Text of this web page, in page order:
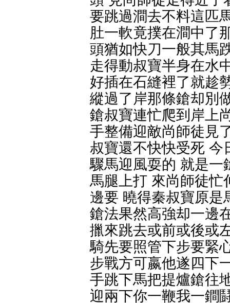
要跳過澗去不料這匹
肚一軟竟撲在澗中了
頭猶如快刀一般其馬
走得動叔寶半身在水
好插在石縫裡了就趁
縱過了岸那條鎗却別
鎗叔寶連忙爬到岸上
手整備迎敵尚師徒見
叔寶還不快快受死 今
驟馬迎風耍的 就是一
馬腿上打 來尚師徒忙
邊要 曉得秦叔寶原是
鎗法果然高強却一邊
擸來跳去或前或後或
騎先要照管下步要緊
步戰方可嬴他遂四下
手跳下馬把提爐鎗往
迎兩下你一鞭我一鐧